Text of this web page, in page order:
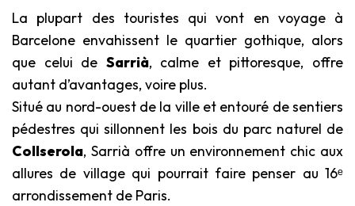
La plupart des touristes qui vont en voyage à
Barcelone envahissent le quartier gothique, alors
que celui de Sarrià, calme et pittoresque, offre
autant d’avantages, voire plus.
Situé au nord-ouest de la ville et entouré de sentiers
pédestres qui sillonnent les bois du parc naturel de
Collserola, Sarrià offre un environnement chic aux
allures de village qui pourrait faire penser au 16ᵉ
arrondissement de Paris.